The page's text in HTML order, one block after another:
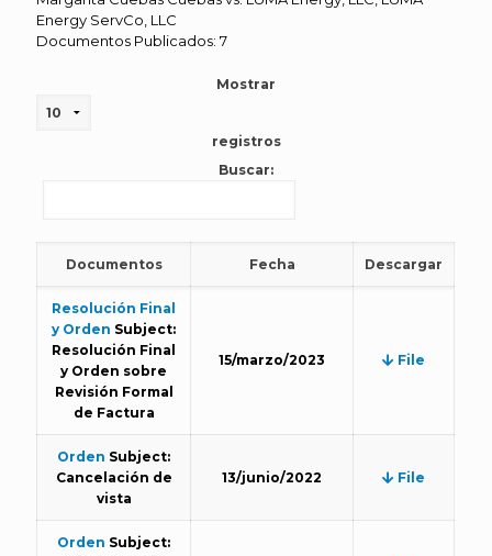
Energy ServCo, LLC
Documentos Publicados: 7
Mostrar
registros
Buscar:
Documentos Fecha Descargar
Resolución Final
y Orden Subject:
Resolución Final
y Orden sobre
Revisión Formal
de Factura
15/marzo/2023 File
Orden Subject:
Cancelación de
vista
13/junio/2022 File
Orden Subject: